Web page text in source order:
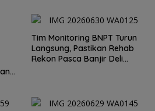
Sumut Irjen Whisnu
Tim Monitoring BNPT Turun
Langsung, Pastikan Rehab
Rekon Pasca Banjir Deli